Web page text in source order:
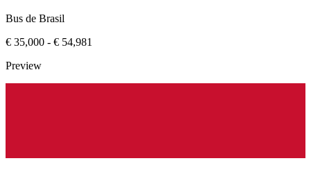
Bus de Brasil
€ 35,000 - € 54,981
Preview